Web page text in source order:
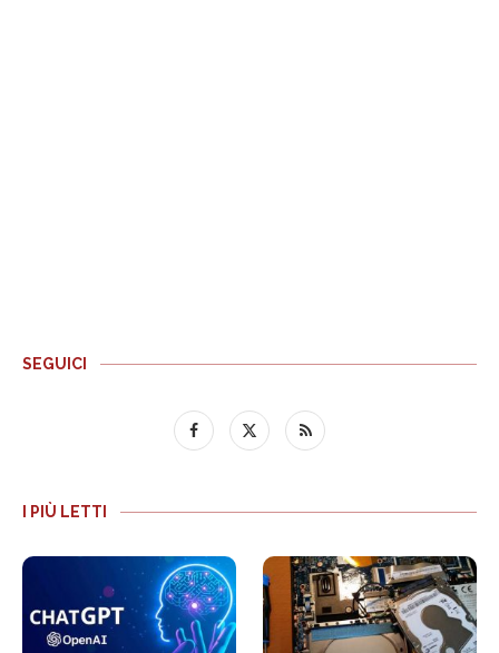
SEGUICI
I PIÙ LETTI